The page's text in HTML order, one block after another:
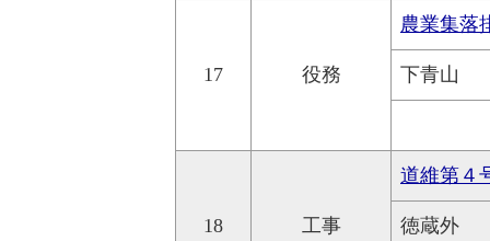
17 役務
農業集落
下青山
18 工事
道維第４
徳蔵外